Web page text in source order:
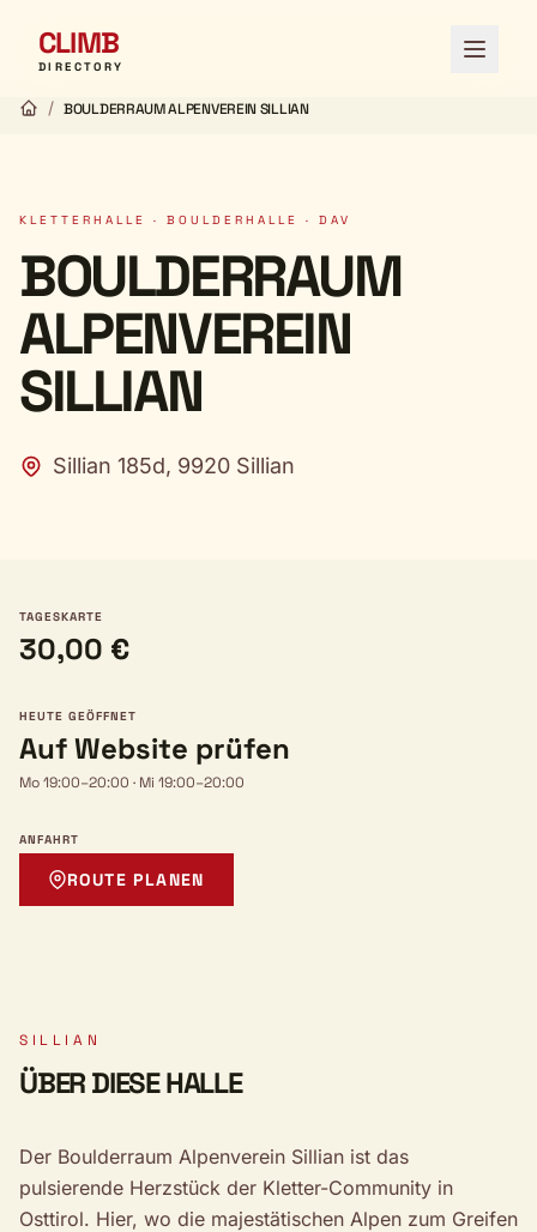
CLIMB
DIRECTORY Menü
/ BOULDERRAUM ALPENVEREIN SILLIAN
KLETTERHALLE · BOULDERHALLE · DAV
BOULDERRAUM
ALPENVEREIN
SILLIAN
Sillian 185d, 9920 Sillian
TAGESKARTE
30,00 €
HEUTE GEÖFFNET
Auf Website prüfen
Mo 19:00–20:00 · Mi 19:00–20:00
ANFAHRT
ROUTE PLANEN
SILLIAN
ÜBER DIESE HALLE
Der Boulderraum Alpenverein Sillian ist das
pulsierende Herzstück der Kletter-Community in
Osttirol. Hier, wo die majestätischen Alpen zum Greifen